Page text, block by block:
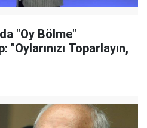
"Oy Bölme"
"Oylarınızı Toparlayın,